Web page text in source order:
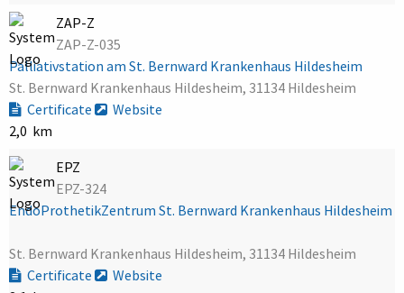
ZAP-Z
ZAP-Z-035
Palliativstation am St. Bernward Krankenhaus Hildesheim
St. Bernward Krankenhaus Hildesheim, 31134 Hildesheim
Certificate
Website
2,0 km
EPZ
EPZ-324
EndoProthetikZentrum St. Bernward Krankenhaus Hildesheim
St. Bernward Krankenhaus Hildesheim, 31134 Hildesheim
Certificate
Website